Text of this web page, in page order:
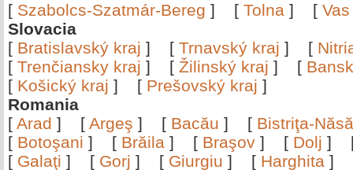
[ Szabolcs-Szatmár-Bereg ] [ Tolna ] [ Vas
Slovacia
[ Bratislavský kraj ] [ Trnavský kraj ] [
[ Trenčiansky kraj ] [ Žilinský kraj ] [
[ Košický kraj ] [ Prešovský kraj ]
Romania
[ Arad ] [ Argeş ] [ Bacău ] [ Bistriţa-
[ Botoşani ] [ Brăila ] [ Braşov ] [ Dolj ]
[ Galaţi ] [ Gorj ] [ Giurgiu ] [ Harghita ]